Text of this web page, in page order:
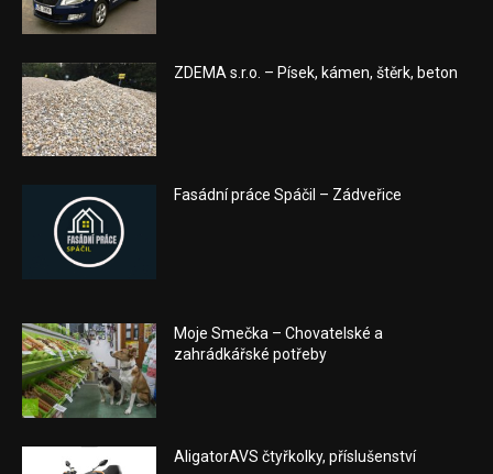
ZDEMA s.r.o. – Písek, kámen, štěrk, beton
Fasádní práce Spáčil – Zádveřice
Moje Smečka – Chovatelské a
zahrádkářské potřeby
AligatorAVS čtyřkolky, příslušenství